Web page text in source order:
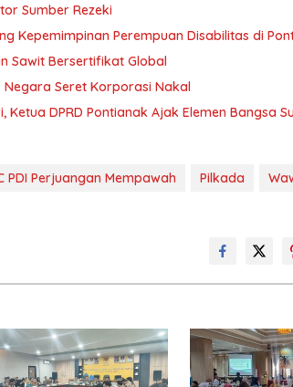
Sumber Rezeki
Kepemimpinan Perempuan Disabilitas di
Sawit Bersertifikat Global
Negara Seret Korporasi Nakal
DPRD Pontianak Ajak Elemen Bangsa
PDI Perjuangan Mempawah Pilkada